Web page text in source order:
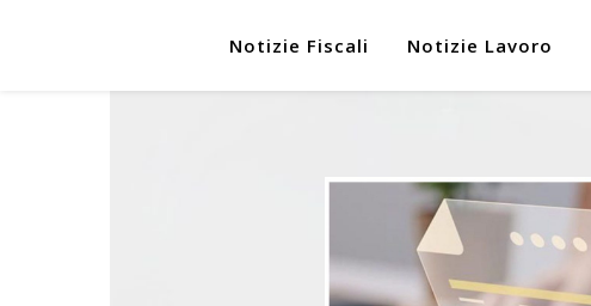
Notizie Fiscali Notizie Lavoro